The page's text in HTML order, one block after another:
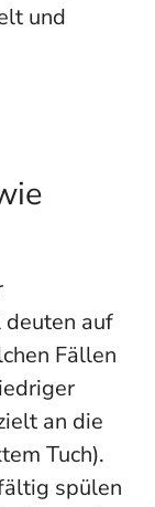
und
auf
Fällen
an die
Tuch).
spülen